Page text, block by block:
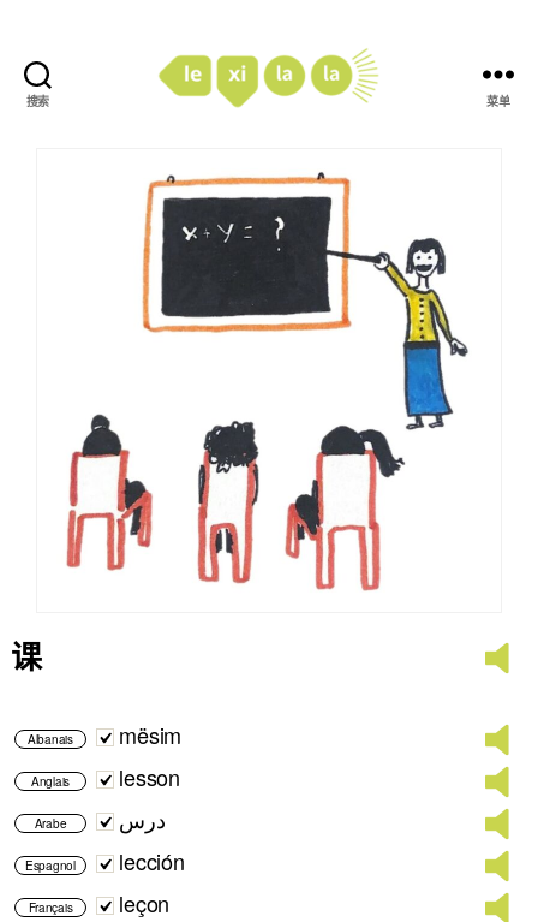
搜索 菜单
课
Albanais mësim
Anglais lesson
Arabe درس
Espagnol lección
Français leçon